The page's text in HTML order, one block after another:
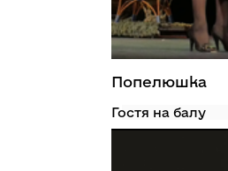
Попелюшка
Гостя на балу